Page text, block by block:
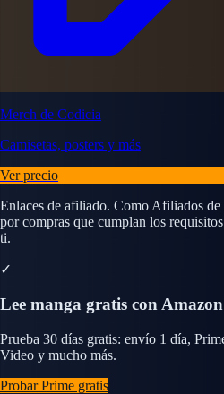
Merch de Codicia
Camisetas, posters y más
Ver precio
Enlaces de afiliado. Como Afiliados de
por compras que cumplan los
ti.
✓
Lee manga gratis con
Prueba 30 días gratis: envío 1 día,
Video y mucho más.
Probar Prime gratis